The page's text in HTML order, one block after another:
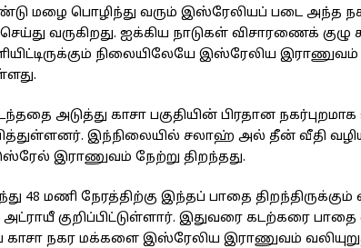
மழை பொழிந்து வரும் இஸ்ரேலியப் படை அந்த
வருகிறது. ஐக்கிய நாடுகள் விசாரணைக்
நிலையிலேயே இஸ்ரேலிய
அடுத்து காசா பகுதியின் பிரதான
இந்நிலையில் சலாஹ் அல் தீன் வீதி
இராணுவம் நேற்று திறந்தது.
48 மணி நேரத்திற்கு இந்தப் பாதை
குறிப்பிட்டுள்ளார். இதுவரை கடற்கரை பாதை
காசா நகர மக்களை இஸ்ரேலிய இராணுவம்